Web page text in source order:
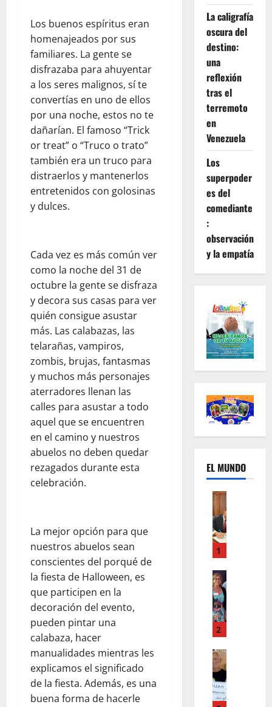
Los buenos espíritus eran
homenajeados por sus
familiares. La gente se
disfrazaba para ahuyentar
a los seres malignos, sí te
convertías en uno de ellos
por una noche, estos no te
dañarían. El famoso “Trick
or treat” o “Truco o trato”
también era un truco para
distraerlos y mantenerlos
entretenidos con golosinas
y dulces.
Cada vez es más común ver
como la noche del 31 de
octubre la gente se disfraza
y decora sus casas para ver
quién consigue asustar
más. Las calabazas, las
telarañas, vampiros,
zombis, brujas, fantasmas
y muchos más personajes
aterradores llenan las
calles para asustar a todo
aquel que se encuentren
en el camino y nuestros
abuelos no deben quedar
rezagados durante esta
celebración.
La mejor opción para que
nuestros abuelos sean
conscientes del porqué de
la fiesta de Halloween, es
que participen en la
decoración del evento,
pueden pintar una
calabaza, hacer
manualidades mientras les
explicamos el significado
de la fiesta. Además, es una
buena forma de hacerle
La caligrafía
oscura del
destino:
una
reflexión
tras el
terremoto
en
Venezuela
Los
superpoder
es del
comediante
:
observación
y la empatía
EL MUNDO
1
2